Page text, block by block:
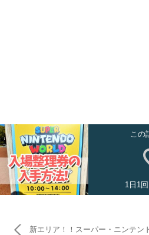
この
1日1
新エリア！！スーパー・ニンテン